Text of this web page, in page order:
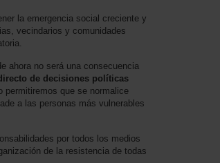
la emergencia social creciente y
vecindarios y comunidades
ahora no será una consecuencia
de decisiones políticas
que se normalice
a las personas más vulnerables
por todos los medios
de la resistencia de todas